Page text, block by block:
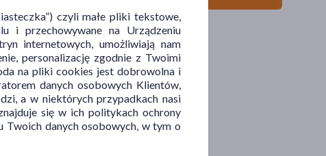
czyli małe pliki tekstowe,
i przechowywane na Urządzeniu
internetowych, umożliwiają nam
personalizację zgodnie z Twoimi
na pliki cookies jest dobrowolna i
danych osobowych Klientów,
a w niektórych przypadkach nasi
się w ich politykach ochrony
danych osobowych, w tym o